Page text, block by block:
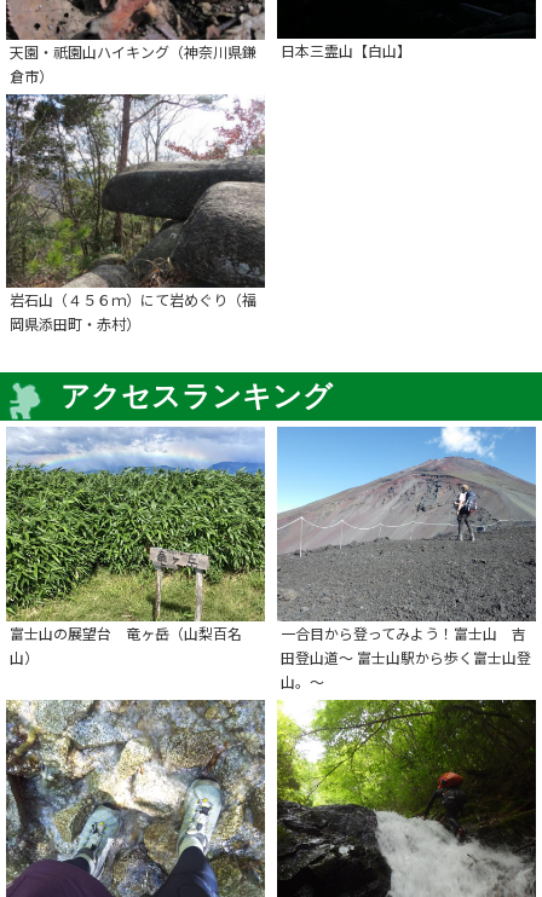
天園・祇園山ハイキング（神奈川県鎌
倉市）
日本三霊山【白山】
岩石山（４５６ｍ）にて岩めぐり（福
岡県添田町・赤村）
アクセスランキング
富士山の展望台 竜ヶ岳（山梨百名
山）
一合目から登ってみよう！富士山 吉
田登山道～ 富士山駅から歩く富士山登
山。～